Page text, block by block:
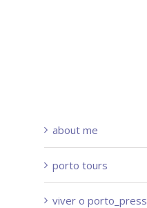
about me
porto tours
viver o porto_press